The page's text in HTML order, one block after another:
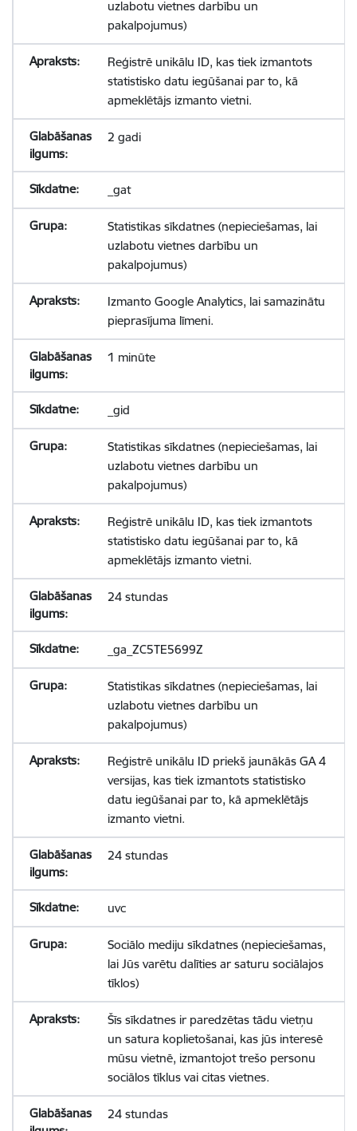
uzlabotu vietnes darbību un
pakalpojumus)
Reģistrē unikālu ID, kas tiek izmantots
statistisko datu iegūšanai par to, kā
apmeklētājs izmanto vietni.
2 gadi
_gat
Statistikas sīkdatnes (nepieciešamas, lai
uzlabotu vietnes darbību un
pakalpojumus)
Izmanto Google Analytics, lai samazinātu
pieprasījuma līmeni.
1 minūte
_gid
Statistikas sīkdatnes (nepieciešamas, lai
uzlabotu vietnes darbību un
pakalpojumus)
Reģistrē unikālu ID, kas tiek izmantots
statistisko datu iegūšanai par to, kā
apmeklētājs izmanto vietni.
24 stundas
_ga_ZC5TE5699Z
Statistikas sīkdatnes (nepieciešamas, lai
uzlabotu vietnes darbību un
pakalpojumus)
Reģistrē unikālu ID priekš jaunākās GA 4
versijas, kas tiek izmantots statistisko
datu iegūšanai par to, kā apmeklētājs
izmanto vietni.
24 stundas
uvc
Sociālo mediju sīkdatnes (nepieciešamas,
lai Jūs varētu dalīties ar saturu sociālajos
tīklos)
Šīs sīkdatnes ir paredzētas tādu vietņu
un satura koplietošanai, kas jūs interesē
mūsu vietnē, izmantojot trešo personu
sociālos tīklus vai citas vietnes.
24 stundas